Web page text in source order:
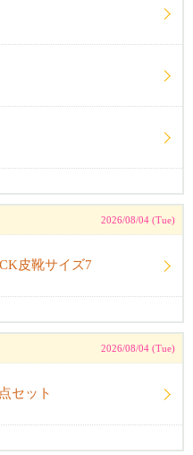
2026/08/04 (Tue)
皮靴サイズ7
2026/08/04 (Tue)
セット